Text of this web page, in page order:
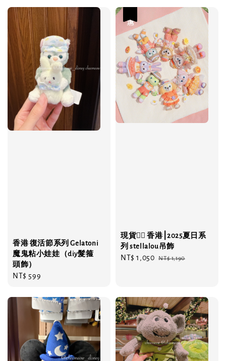
香港 復活節系列 Gelatoni
魔鬼粘小娃娃（diy髮箍
頭飾）
Regular
NT$ 599
現貨❤️‍🔥 香港⎮2025夏日系
列 stellalou吊飾
Sale
NT$ 1,050 Regular
NT$ 1,190